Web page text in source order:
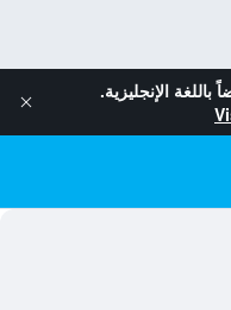
باللغة الإنجليزية.